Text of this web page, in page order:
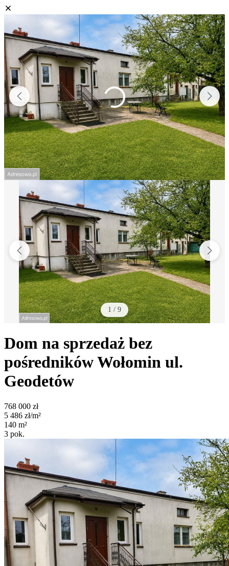
1 / 9
Dom na sprzedaż bez
pośrednikówWołomin ul.
Geodetów
768 000 zł
5 486 zł/m²
140 m²
3 pok.